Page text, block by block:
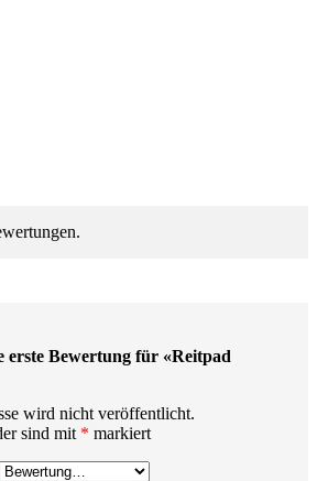
erste Bewertung für «Reitpad
wird nicht veröffentlicht.
sind mit * markiert